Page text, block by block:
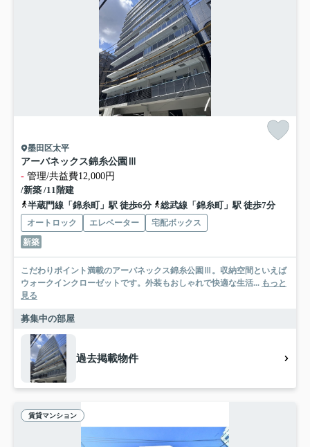
墨田区太平
アーバネックス錦糸公園Ⅲ
- 管理/共益費12,000円
/新築 /11階建
半蔵門線「錦糸町」駅 徒歩6分
総武線「錦糸町」駅 徒歩7分
オートロック エレベーター
宅配ボックス
新築
こだわりポイント満載のアーバネックス錦糸公園Ⅲ。収納空間といえば
ウォークインクローゼットです。外装もおしゃれで快適な生活... もっと
見る
募集中の部屋
過去掲載物件
賃貸マンション